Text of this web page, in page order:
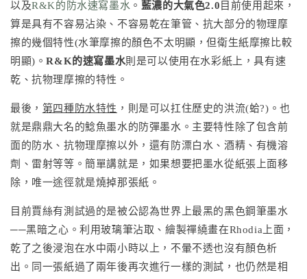
以及R&K的防水速寫墨水 。 藍濃的大氣色2.0 目前使用起來，
算是具有不容易沾染、不容易乾在筆管、抗大部分的物理摩
擦的幾個特性(水筆摩擦的顏色不太明顯，但衛生紙摩擦比較
明顯)。R&K的速寫墨水則是可以使用在水彩紙上，具有速
乾、抗物理摩擦的特性。
最後， 第四種防水特性 ，則是可以扛住歷史的洪流(蛤?)。也
就是鼎鼎大名的鯰魚墨水的防彈墨水。主要特性除了包含前
面的防水、抗物理摩擦以外，還有防漂白水、酒精、有機溶
劑、雷射等等。簡單講就是，如果想要把墨水從紙張上面移
除，唯一途徑就是燒掉那張紙。
目前賈絲有測試過的是被公認為世界上最黑的黑色鋼筆墨水
──黑暗之心。利用玻璃筆沾取、繪製禪繞畫在Rhodia上面，
乾了之後浸泡在水中兩小時以上，不暈不透也沒有顏色析
出。同一張紙過了兩年後再次進行一樣的測試，也仍然是相